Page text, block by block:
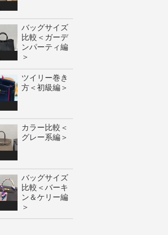
バッグサイズ
比較＜ガーデ
ンパーティ編
＞
ツイリー巻き
方＜初級編＞
カラー比較＜
グレー系編＞
バッグサイズ
比較＜バーキ
ン＆ケリー編
＞